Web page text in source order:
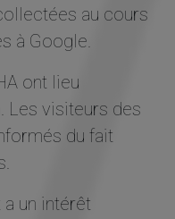
au cours
à Google.
ont lieu
Les visiteurs des
du fait
a un intérêt